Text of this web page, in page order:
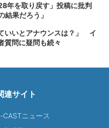
年を取り戻す」投稿に批判
結果だろう」
いいとアナウンスは？」 イ
質問に疑問も続々
連サイト
CASTニュース